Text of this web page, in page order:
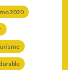
2020